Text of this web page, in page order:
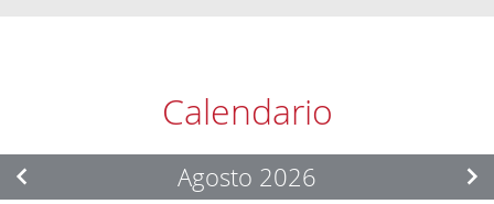
Calendario
Agosto 2026